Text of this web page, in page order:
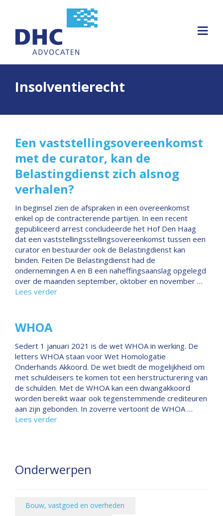
Insolventierecht
Een vaststellingsovereenkomst
met de curator, kan de
Belastingdienst zich alsnog
verhalen?
In beginsel zien de afspraken in een overeenkomst
enkel op de contracterende partijen. In een recent
gepubliceerd arrest concludeerde het Hof Den Haag
dat een vaststellingsstellingsovereenkomst tussen een
curator en bestuurder ook de Belastingdienst kan
binden. Feiten De Belastingdienst had de
ondernemingen A en B een naheffingsaanslag opgelegd
over de maanden september, oktober en november …
Lees verder
WHOA
Sedert 1 januari 2021 is de wet WHOA in werking. De
letters WHOA staan voor Wet Homologatie
Onderhands Akkoord. De wet biedt de mogelijkheid om
met schuldeisers te komen tot een herstructurering van
de schulden. Met de WHOA kan een dwangakkoord
worden bereikt waar ook tegenstemmende crediteuren
aan zijn gebonden. In zoverre vertoont de WHOA …
Lees verder
Onderwerpen
Bouw, vastgoed en overheden